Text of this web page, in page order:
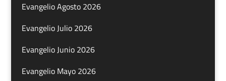
Evangelio Agosto 2026
Evangelio Julio 2026
Evangelio Junio 2026
Evangelio Mayo 2026